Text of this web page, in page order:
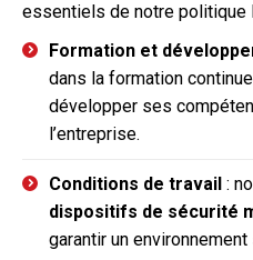
essentiels de notre politique
Formation et
dans la formation
développer ses
l’entreprise.
Conditions de travail :
dispositifs de sécurité
garantir un